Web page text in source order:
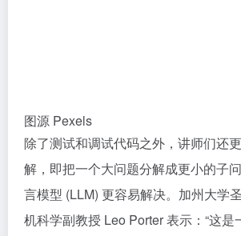
图源 Pexels
除了测试和调试代码之外，讲师们还
解 ，即把一个大问题分解成更小的子
言模型 (LLM) 更容易解决。加州大学
机科学副教授 Leo Porter 表示：“这是